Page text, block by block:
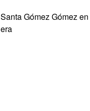
Santa Gómez Gómezen
era